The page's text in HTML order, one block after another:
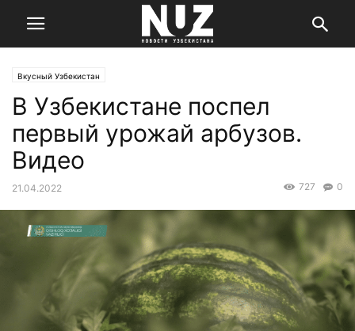
Вкусный Узбекистан
В Узбекистане поспел
первый урожай арбузов.
Видео
21.04.2022 0
727